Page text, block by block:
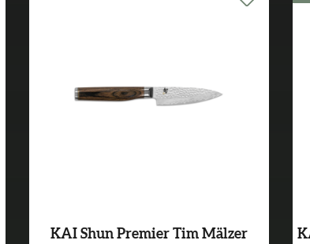
KAI Shun Premier Tim Mälzer